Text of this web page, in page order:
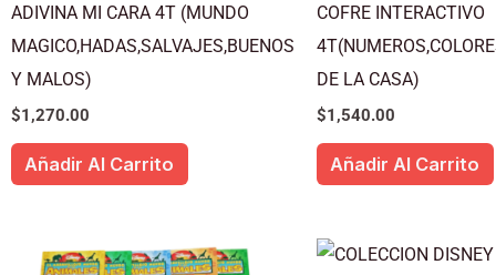
ADIVINA MI CARA 4T (MUNDO
MAGICO,HADAS,SALVAJES,BUENOS
Y MALOS)
$1,270.00
Añadir Al Carrito
COFRE INTERACTIVO
DE LA CASA)
$1,540.00
Añadir Al Carrito